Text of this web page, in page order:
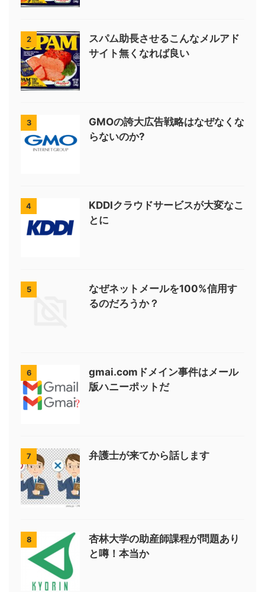
2
スパム助長させるこんなメルアド
サイト無くなれば良い
3
GMOの誇大広告戦略はなぜなくな
らないのか?
4
KDDIクラウドサービスが大変なこ
とに
5
なぜネットメールを100%信用す
るのだろうか？
6
gmai.comドメイン事件はメール
版ハニーポットだ
7 弁護士が来てから話します
8
杏林大学の助産師課程が問題あり
と噂！本当か